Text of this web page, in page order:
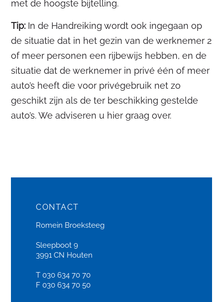
met de hoogste bijtelling.
Tip: In de Handreiking wordt ook ingegaan op
de situatie dat in het gezin van de werknemer 2
of meer personen een rijbewijs hebben, en de
situatie dat de werknemer in privé één of meer
auto’s heeft die voor privégebruik net zo
geschikt zijn als de ter beschikking gestelde
auto’s. We adviseren u hier graag over.
CONTACT
Romein Broeksteeg
Sleepboot 9
3991 CN Houten
T 030 634 70 70
F 030 634 70 50